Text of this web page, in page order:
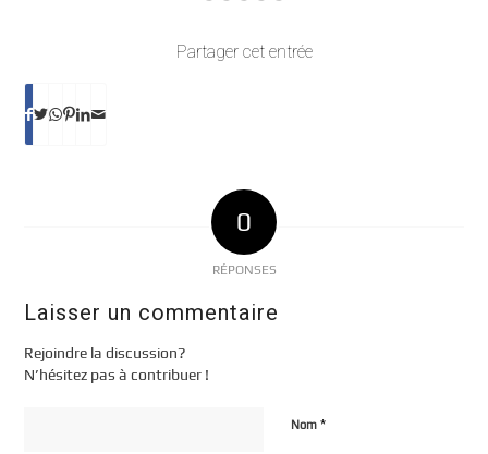
Partager cet entrée
0
RÉPONSES
Laisser un commentaire
Rejoindre la discussion?
N’hésitez pas à contribuer !
Nom*